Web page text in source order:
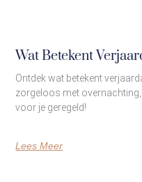
Wat Betekent
Ontdek wat betekent
zorgeloos met overnachting,
voor je geregeld!
Lees Meer